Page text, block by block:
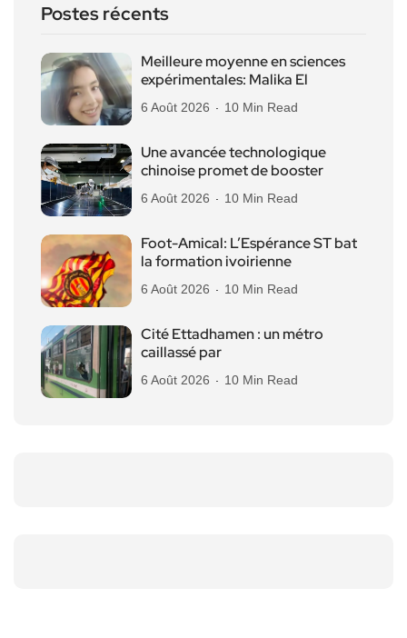
Postes récents
Meilleure moyenne en sciences
expérimentales: Malika El
6 Août 2026 10 Min Read
Une avancée technologique
chinoise promet de booster
6 Août 2026 10 Min Read
Foot-Amical: L’Espérance ST bat
la formation ivoirienne
6 Août 2026 10 Min Read
Cité Ettadhamen : un métro
caillassé par
6 Août 2026 10 Min Read